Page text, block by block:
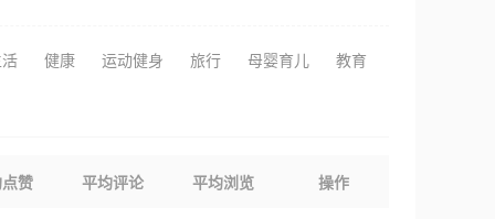
健康 运动健身 旅行 母婴育儿 教育
赞 平均评论 平均浏览 操作